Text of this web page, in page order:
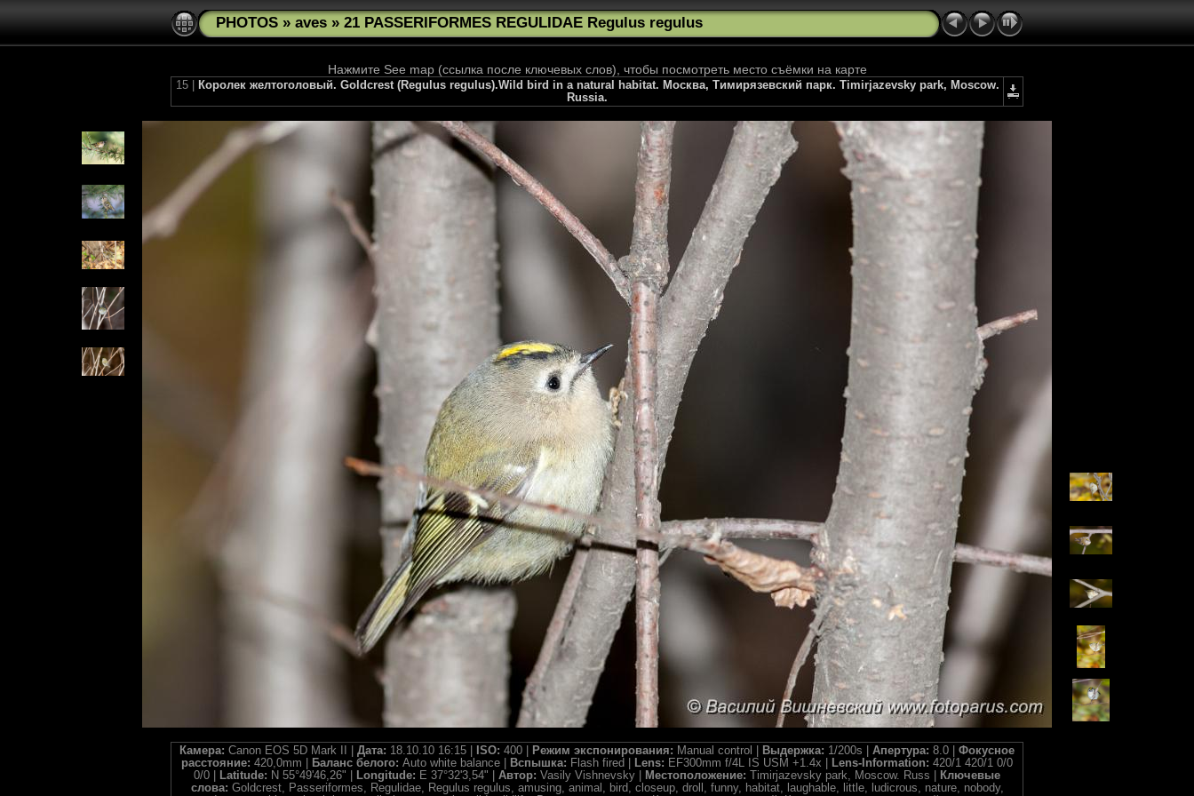
PHOTOS » aves » 21 PASSERIFORMES REGULIDAE Regulus regulus
Нажмите See map (ссылка после ключевых слов), чтобы посмотреть место съёмки на карте
15 |
Королек желтоголовый. Goldcrest (Regulus regulus).Wild bird in a natural habitat. Москва, Тимирязевский парк. Timirjazevsky park, Moscow.
Russia.
Камера: Canon EOS 5D Mark II | Дата: 18.10.10 16:15 | ISO: 400 | Режим экспонирования: Manual control | Выдержка: 1/200s | Апертура: 8.0 | Фокусное
расстояние: 420,0mm | Баланс белого: Auto white balance | Вспышка: Flash fired | Lens: EF300mm f/4L IS USM +1.4x | Lens-Information: 420/1 420/1 0/0
0/0 |
Latitude: N 55°49'46,26" | Longitude: E 37°32'3,54" | Автор: Vasily Vishnevsky | Местоположение: Timirjazevsky park, Moscow. Russ |
Ключевые
слова: Goldcrest, Passeriformes, Regulidae, Regulus regulus, amusing, animal, bird, closeup, droll, funny, habitat, laughable, little, ludicrous, nature, nobody,